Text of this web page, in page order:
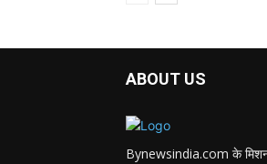
ABOUT US
Bynewsindia.com के मिशन